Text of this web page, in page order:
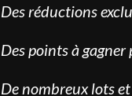
Des réductions
Des points à
De nombreux lots